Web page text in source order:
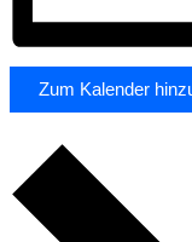
Zum Kalender